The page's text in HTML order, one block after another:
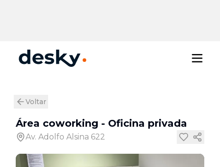
Voltar
Área coworking - Oficina privada
Av. Adolfo Alsina 622